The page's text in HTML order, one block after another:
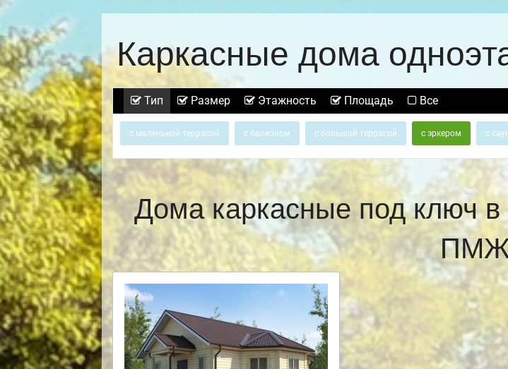
Каркасные дома
Тип Размер Этажность Площадь Все
с маленькой террасой с балконом с большой террасой с эркером с
Дома каркасные под ключ